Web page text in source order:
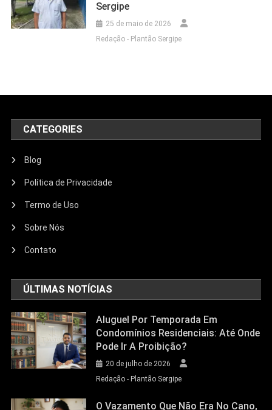
Sergipe
25 de maio de 2026
Redação - Plantão Sergipe
CATEGORIES
Blog
Política de Privacidade
Termo de Uso
Sobre Nós
Contato
ÚLTIMAS NOTÍCIAS
Aluguel Por Temporada Em
Condomínios Residenciais: Até Onde
Pode Ir A Proibição?
20 de julho de 2026
Redação - Plantão Sergipe
O Vazamento Que Não Era No Cano,